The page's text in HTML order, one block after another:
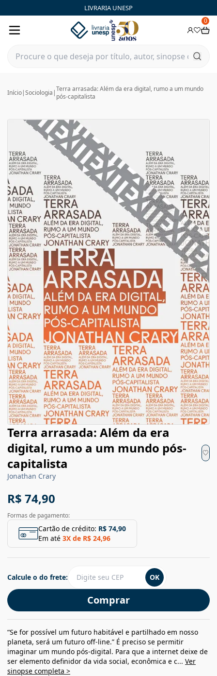
LIVRARIA UNESP
0
Início|Sociologia |Terra arrasada: Além da era digital, rumo a um mundo
pós-capitalista
Terra arrasada: Além da era
digital, rumo a um mundo pós-
capitalista
Jonathan Crary
R$ 74,90
Formas de pagamento:
Cartão de crédito: R$ 74,90
Em até 3X de R$ 24,96
Comprar
Calcule o do frete: OK
“Se for possível um futuro habitável e partilhado em nosso
planeta, será um futuro off-line.” É preciso se permitir
imaginar um mundo pós-digital. Para que a internet deixe de
ser elemento definidor da vida social, econômica e c... Ver
sinopse completa >